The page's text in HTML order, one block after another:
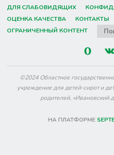
ДЛЯ СЛАБОВИДЯЩИХ
ОЦЕНКА КАЧЕСТВА
КОНТАКТЫ
ОГРАНИЧЕННЫЙ КОНТЕНТ
©2024 Областное
учреждение для детей-сирот и
родителей, «Ивановский
НА ПЛАТФОРМЕ